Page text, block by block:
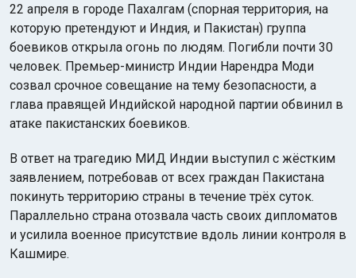
22 апреля в городе Пахалгам (спорная территория, на
которую претендуют и Индия, и Пакистан) группа
боевиков открыла огонь по людям. Погибли почти 30
человек. Премьер-министр Индии Нарендра Моди
созвал срочное совещание на тему безопасности, а
глава правящей Индийской народной партии обвинил в
атаке пакистанских боевиков.
В ответ на трагедию МИД Индии выступил с жёстким
заявлением, потребовав от всех граждан Пакистана
покинуть территорию страны в течение трёх суток.
Параллельно страна отозвала часть своих дипломатов
и усилила военное присутствие вдоль линии контроля в
Кашмире.